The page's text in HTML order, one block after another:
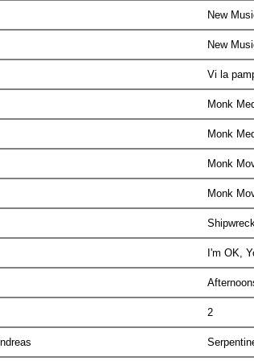
New
New
Vi la
Monk
Monk
Monk
Monk
I'm OK,
2